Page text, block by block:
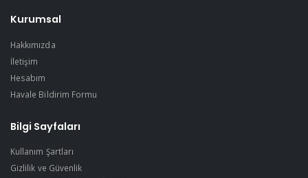
Kurumsal
Hakkımızda
İletişim
Hesabım
Havale Bildirim Formu
Bilgi Sayfaları
Kullanım Şartları
Gizlilik ve Güvenlik